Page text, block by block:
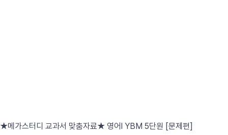
★메가스터디 교과서 맞춤자료★ 영어l YBM 5단원 [문제편]